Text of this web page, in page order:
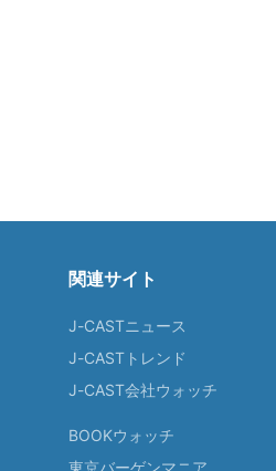
関連サイト
J-CASTニュース
J-CASTトレンド
J-CAST会社ウォッチ
BOOKウォッチ
東京バーゲンマニア